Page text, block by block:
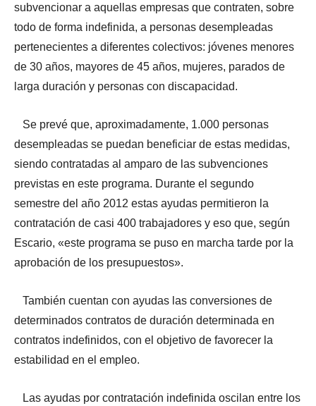
subvencionar a aquellas empresas que contraten, sobre
todo de forma indefinida, a personas desempleadas
pertenecientes a diferentes colectivos: jóvenes menores
de 30 años, mayores de 45 años, mujeres, parados de
larga duración y personas con discapacidad.
Se prevé que, aproximadamente, 1.000 personas
desempleadas se puedan beneficiar de estas medidas,
siendo contratadas al amparo de las subvenciones
previstas en este programa. Durante el segundo
semestre del año 2012 estas ayudas permitieron la
contratación de casi 400 trabajadores y eso que, según
Escario, «este programa se puso en marcha tarde por la
aprobación de los presupuestos».
También cuentan con ayudas las conversiones de
determinados contratos de duración determinada en
contratos indefinidos, con el objetivo de favorecer la
estabilidad en el empleo.
Las ayudas por contratación indefinida oscilan entre los